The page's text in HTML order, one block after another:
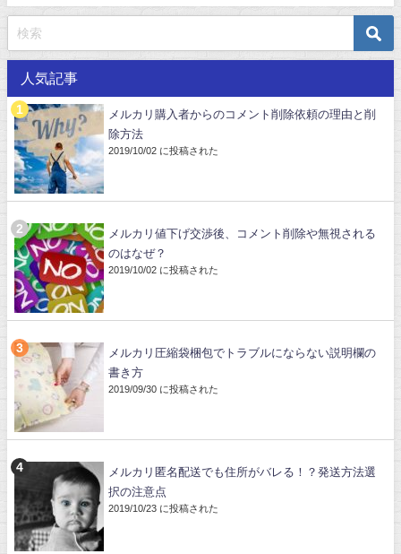
人気記事
メルカリ購入者からのコメント削除依頼の理由と削
除方法
2019/10/02 に投稿された
メルカリ値下げ交渉後、コメント削除や無視される
のはなぜ？
2019/10/02 に投稿された
メルカリ圧縮袋梱包でトラブルにならない説明欄の
書き方
2019/09/30 に投稿された
メルカリ匿名配送でも住所がバレる！？発送方法選
択の注意点
2019/10/23 に投稿された